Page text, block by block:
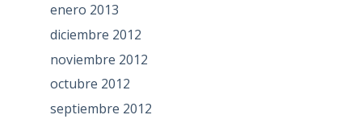
enero 2013
diciembre 2012
noviembre 2012
octubre 2012
septiembre 2012